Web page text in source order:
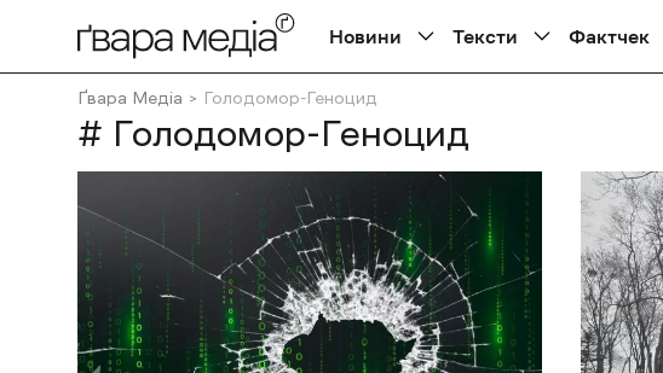
Новини Тексти Фактчек
Ґвара Медіа Голодомор-Геноцид
# Голодомор-Геноцид